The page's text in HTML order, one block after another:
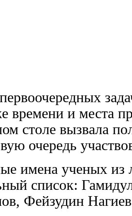
времени и места
столе вызвала
очередь
имена ученых из
список:
Фейзудин